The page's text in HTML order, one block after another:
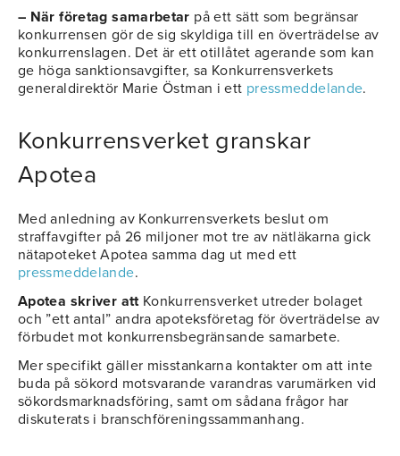
– När företag samarbetar på ett sätt som begränsar
konkurrensen gör de sig skyldiga till en överträdelse av
konkurrenslagen. Det är ett otillåtet agerande som kan
ge höga sanktionsavgifter, sa Konkurrensverkets
generaldirektör Marie Östman i ett pressmeddelande.
Konkurrensverket granskar
Apotea
Med anledning av Konkurrensverkets beslut om
straffavgifter på 26 miljoner mot tre av nätläkarna gick
nätapoteket Apotea samma dag ut med ett
pressmeddelande.
Apotea skriver attKonkurrensverket utreder bolaget
och ”ett antal” andra apoteksföretag för överträdelse av
förbudet mot konkurrensbegränsande samarbete.
Mer specifikt gäller misstankarna kontakter om att inte
buda på sökord motsvarande varandras varumärken vid
sökordsmarknadsföring, samt om sådana frågor har
diskuterats i branschföreningssammanhang.